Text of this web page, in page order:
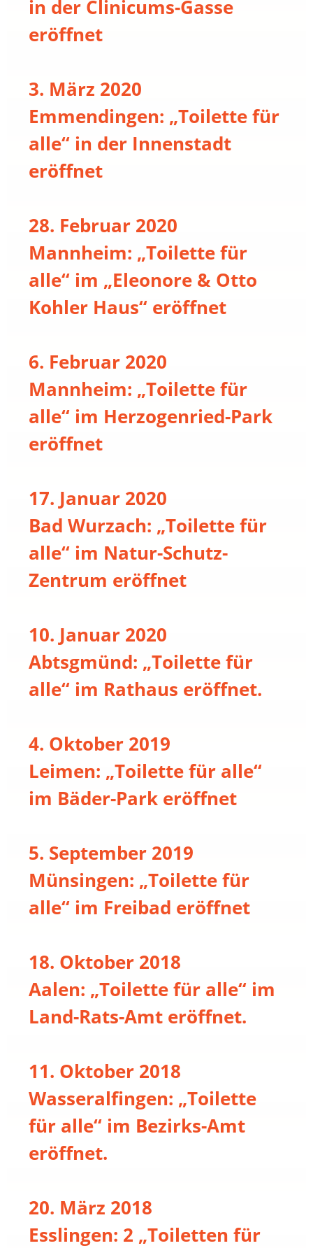
in der Clinicums-Gasse
eröffnet
3. März 2020
Emmendingen: „Toilette für
alle“ in der Innenstadt
eröffnet
28. Februar 2020
Mannheim: „Toilette für
alle“ im „Eleonore & Otto
Kohler Haus“ eröffnet
6. Februar 2020
Mannheim: „Toilette für
alle“ im Herzogenried-Park
eröffnet
17. Januar 2020
Bad Wurzach: „Toilette für
alle“ im Natur-Schutz-
Zentrum eröffnet
10. Januar 2020
Abtsgmünd: „Toilette für
alle“ im Rathaus eröffnet.
4. Oktober 2019
Leimen: „Toilette für alle“
im Bäder-Park eröffnet
5. September 2019
Münsingen: „Toilette für
alle“ im Freibad eröffnet
18. Oktober 2018
Aalen: „Toilette für alle“ im
Land-Rats-Amt eröffnet.
11. Oktober 2018
Wasseralfingen: „Toilette
für alle“ im Bezirks-Amt
eröffnet.
20. März 2018
Esslingen: 2 „Toiletten für